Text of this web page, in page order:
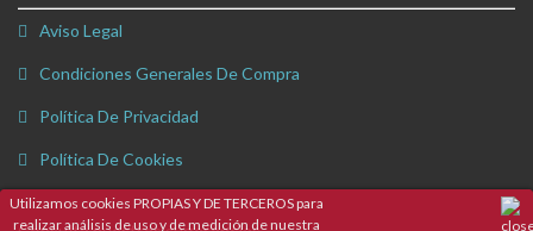
Utilizamos cookies PROPIAS Y DE TERCEROS para
realizar análisis de uso y de medición de nuestra
Aviso Legal
Condiciones Generales De Compra
Política De Privacidad
Política De Cookies